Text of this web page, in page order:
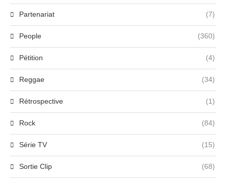
Partenariat (7)
People (360)
Pétition (4)
Reggae (34)
Rétrospective (1)
Rock (84)
Série TV (15)
Sortie Clip (68)